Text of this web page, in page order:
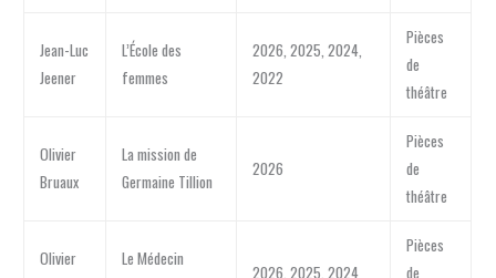
Jean-Luc
Jeener
L’École des
femmes
2026, 2025, 2024,
2022
Pièces
de
théâtre
Olivier
Bruaux
La mission de
Germaine Tillion
2026
Pièces
de
théâtre
Olivier
Le Médecin
2026, 2025, 2024
Pièces
de